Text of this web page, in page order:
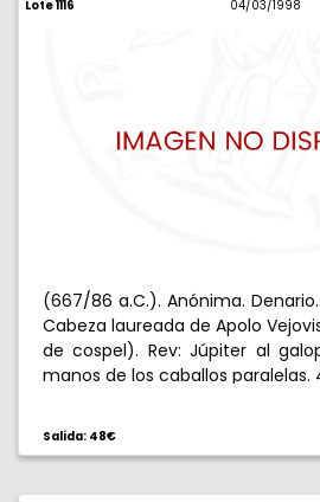
Lote 1116 04/03/1998
(667/86 a.C.). Anónima.
Cabeza laureada de Apolo
de cospel). Rev: Júpiter al
manos de los caballos paralelas.
Salida: 48€